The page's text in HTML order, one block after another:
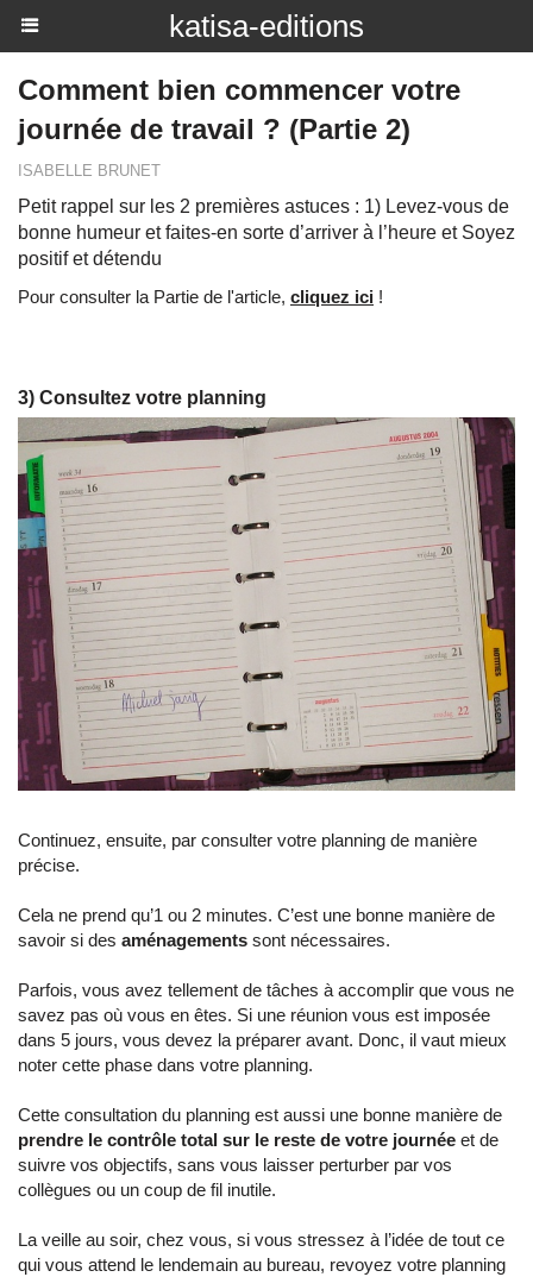
katisa-editions
Comment bien commencer votre
journée de travail ? (Partie 2)
ISABELLE BRUNET
Petit rappel sur les 2 premières astuces : 1) Levez-vous de
bonne humeur et faites-en sorte d’arriver à l’heure et Soyez
positif et détendu
Pour consulter la Partie de l'article, cliquez ici !
3) Consultez votre planning
Continuez, ensuite, par consulter votre planning de manière
précise.
Cela ne prend qu’1 ou 2 minutes. C’est une bonne manière de
savoir si des aménagements sont nécessaires.
Parfois, vous avez tellement de tâches à accomplir que vous ne
savez pas où vous en êtes. Si une réunion vous est imposée
dans 5 jours, vous devez la préparer avant. Donc, il vaut mieux
noter cette phase dans votre planning.
Cette consultation du planning est aussi une bonne manière de
prendre le contrôle total sur le reste de votre journée et de
suivre vos objectifs, sans vous laisser perturber par vos
collègues ou un coup de fil inutile.
La veille au soir, chez vous, si vous stressez à l’idée de tout ce
qui vous attend le lendemain au bureau, revoyez votre planning